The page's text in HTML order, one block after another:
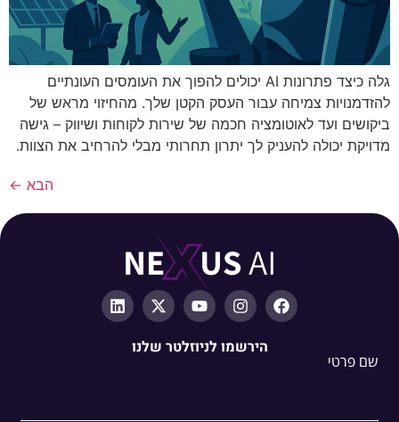
גלה כיצד פתרונות AI יכולים להפוך את העומסים העונתיים
להזדמנויות צמיחה עבור העסק הקטן שלך. מהחיזוי מראש של
ביקושים ועד לאוטומציה חכמה של שירות לקוחות ושיווק – גישה
מדויקת יכולה להעניק לך יתרון תחרותי מבלי להרחיב את הצוות.
הבא ←
הירשמו לניוזלטר שלנו
שם פרטי